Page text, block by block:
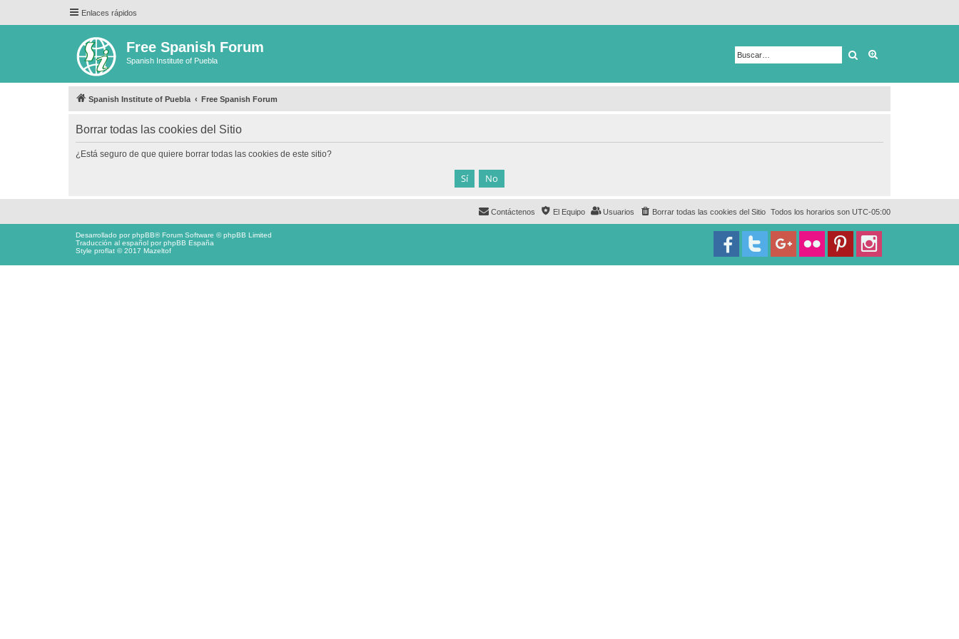
Enlaces rápidos
Free Spanish Forum
Spanish Institute of Puebla Buscar
Spanish Institute of Puebla Free Spanish Forum
Borrar todas las cookies del Sitio
¿Está seguro de que quiere borrar todas las cookies de este sitio?
Todos los horarios son UTC-05:00
Borrar todas las cookies del Sitio
Usuarios
El Equipo
Contáctenos
Desarrollado porphpBB® Forum Software © phpBB Limited
Traducción al español porphpBB España
Style proflat © 2017 Mazeltof